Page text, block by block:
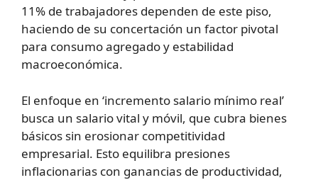
11% de trabajadores dependen de este piso,
haciendo de su concertación un factor pivotal
para consumo agregado y estabilidad
macroeconómica.
El enfoque en ‘incremento salario mínimo real’
busca un salario vital y móvil, que cubra bienes
básicos sin erosionar competitividad
empresarial. Esto equilibra presiones
inflacionarias con ganancias de productividad,